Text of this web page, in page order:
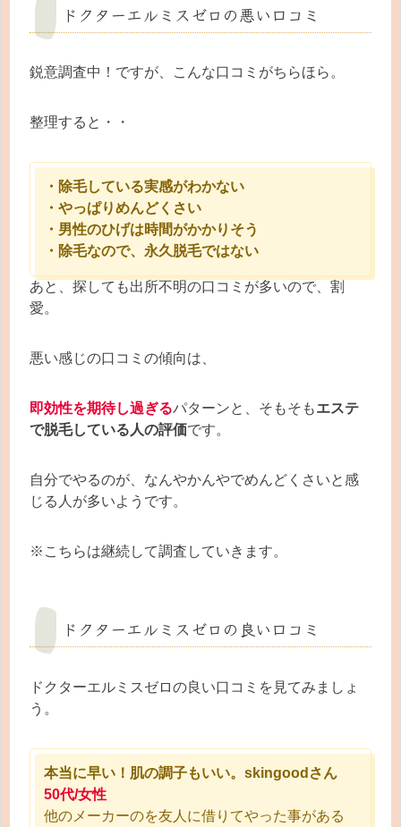
ドクターエルミスゼロの悪い口コミ
鋭意調査中！ですが、こんな口コミがちらほら。
整理すると・・
・除毛している実感がわかない
・やっぱりめんどくさい
・男性のひげは時間がかかりそう
・除毛なので、永久脱毛ではない
あと、探しても出所不明の口コミが多いので、割
愛。
悪い感じの口コミの傾向は、
即効性を期待し過ぎるパターンと、そもそもエステ
で脱毛している人の評価です。
自分でやるのが、なんやかんやでめんどくさいと感
じる人が多いようです。
※こちらは継続して調査していきます。
ドクターエルミスゼロの良い口コミ
ドクターエルミスゼロの良い口コミを見てみましょ
う。
本当に早い！肌の調子もいい。skingoodさん
50代/女性
他のメーカーのを友人に借りてやった事がある